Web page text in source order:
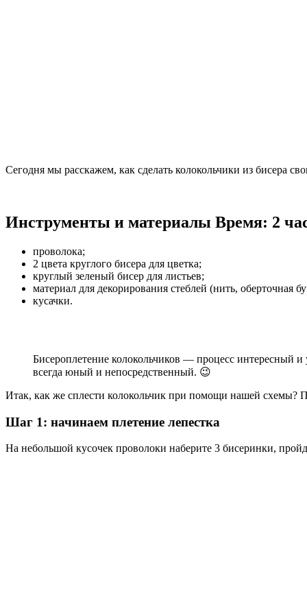
Сегодня мы расскажем, как сделать колокольчики из бисера
Инструменты и материалы Время: 2
проволока;
2 цвета круглого бисера для цветка;
круглый зеленый бисер для листьев;
материал для декорирования стеблей (нить, оберточная
кусачки.
Бисероплетение колокольчиков — процесс интересный
всегда юный и непосредственный. 😉
Итак, как же сплести колокольчик при помощи нашей схемы?
Шаг 1: начинаем плетение лепестка
На небольшой кусочек проволоки наберите 3 бисеринки,